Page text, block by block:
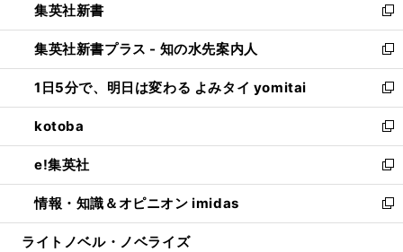
く
で
開
く
ィ
ン
ド
ウ
で
開
く
い
ウ
ィ
ン
ド
ウ
で
開
く
集英社新書
新
し
い
ウ
ィ
ン
ド
ウ
で
開
く
集英社新書プラス - 知の水先案内人
新
し
い
ウ
ィ
ン
ド
ウ
で
開
1日5分で、明日は変わる よみタイ yomitai
新
し
い
ウ
ィ
ン
ド
ウ
kotoba
新
し
い
ウ
ィ
ン
e!集英社
新
し
い
ウ
情報・知識＆オピニオン imidas
新
し
ライトノベル・ノベライズ